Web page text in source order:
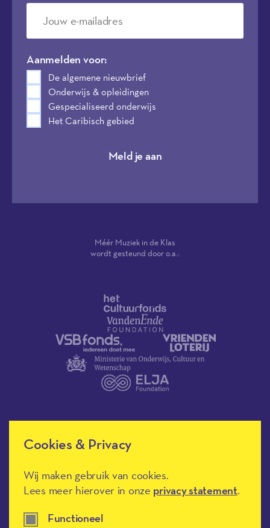
Cookies & Privacy
Wij maken gebruik van cookies.
Lees meer hierover in onze privacy statement.
Functioneel
Aanmelden voor:
De algemene nieuwbrief
Onderwijs & opleidingen
Gespecialiseerd onderwijs
Het Caribisch gebied
Meld je aan
Méér Muziek in de Klas
wordt gesteund door o.a.:
Méér Muziek in de Klas heeft de
culturele ANBI-status en is een